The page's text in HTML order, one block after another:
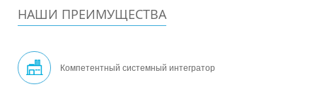
НАШИ ПРЕИМУЩЕСТВА
Компетентный системный интегратор